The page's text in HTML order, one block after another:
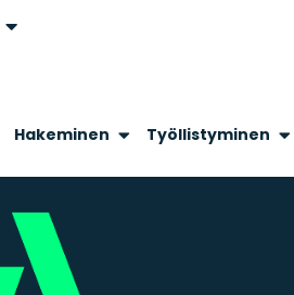
Hakeminen Työllistyminen